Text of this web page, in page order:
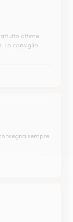
ottime
Lo consiglio
sempre